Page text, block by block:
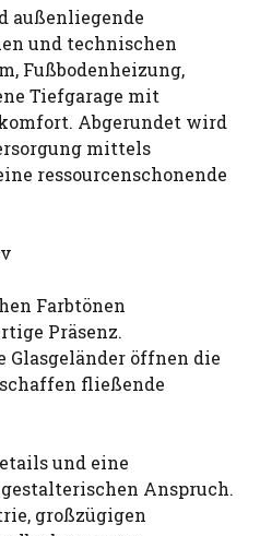
außenliegende
und technischen
Fußbodenheizung,
Tiefgarage mit
Abgerundet wird
mittels
ressourcenschonende
Farbtönen
Präsenz.
Glasgeländer öffnen die
fließende
und eine
Anspruch.
großzügigen